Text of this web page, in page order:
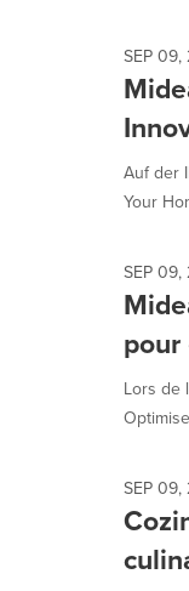
SEP
Auf der
Your
SEP
Lors de
SEP